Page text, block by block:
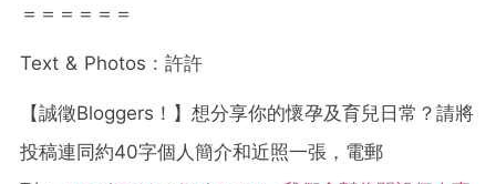
＝＝＝＝＝＝
Text & Photos : 許許
【誠徵Bloggers ！】想分享你的懷孕及育兒日常？請將
投稿連同約40字個人簡介和近照一張，電郵